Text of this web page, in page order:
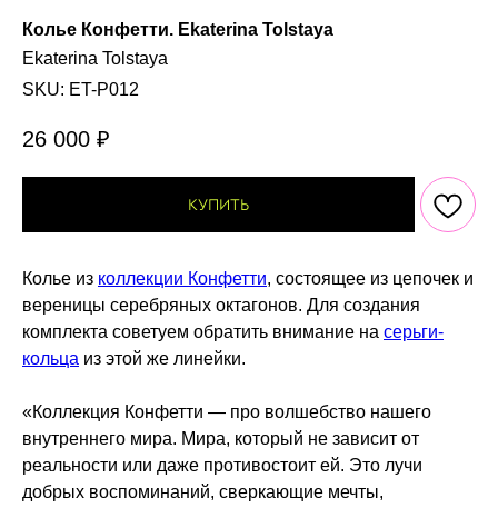
Колье Конфетти. Ekaterina Tolstaya
Ekaterina Tolstaya
SKU: ET-P012
26 000 ₽
КУПИТЬ
Колье из коллекции Конфетти, состоящее из цепочек и
вереницы серебряных октагонов. Для создания
комплекта советуем обратить внимание на серьги-
кольца из этой же линейки.
«Коллекция Конфетти — про волшебство нашего
внутреннего мира. Мира, который не зависит от
реальности или даже противостоит ей. Это лучи
добрых воспоминаний, сверкающие мечты,